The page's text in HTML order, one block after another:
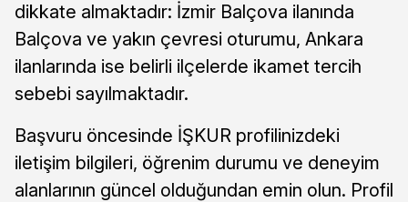
dikkate almaktadır: İzmir Balçova ilanında
Balçova ve yakın çevresi oturumu, Ankara
ilanlarında ise belirli ilçelerde ikamet tercih
sebebi sayılmaktadır.
Başvuru öncesinde İŞKUR profilinizdeki
iletişim bilgileri, öğrenim durumu ve deneyim
alanlarının güncel olduğundan emin olun. Profil